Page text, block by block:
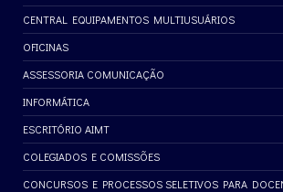
CENTRAL EQUIPAMENTOS MULTIUSUÁRIOS
OFICINAS
ASSESSORIA COMUNICAÇÃO
INFORMÁTICA
ESCRITÓRIO AIMT
COLEGIADOS E COMISSÕES
CONCURSOS E PROCESSOS SELETIVOS PARA